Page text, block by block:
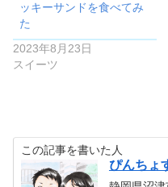
ッキーサンドを食べてみ
た
2023年8月23日
スイーツ
この記事を書いた人
ぴんちょ